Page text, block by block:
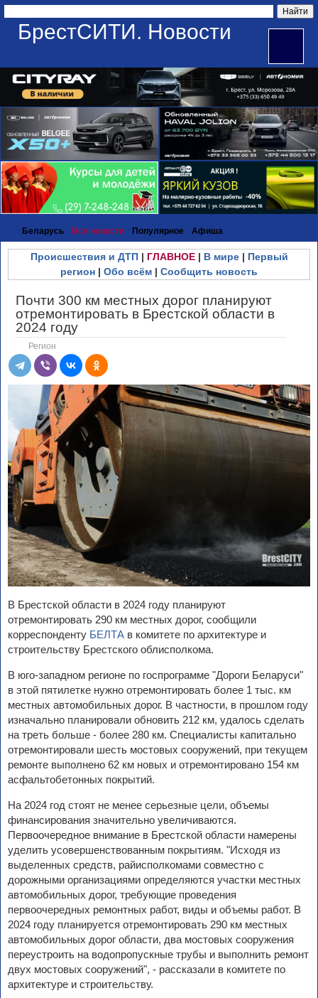
БрестСИТИ. Новости
Беларусь Все новости Популярное Афиша
Происшествия и ДТП| ГЛАВНОЕ| В мире| Первый
регион | Обо всём | Сообщить новость
Почти 300 км местных дорог планируют
отремонтировать в Брестской области в
2024 году
Регион
В Брестской области в 2024 году планируют
отремонтировать 290 км местных дорог, сообщили
корреспонденту БЕЛТА в комитете по архитектуре и
строительству Брестского облисполкома.
В юго-западном регионе по госпрограмме "Дороги Беларуси"
в этой пятилетке нужно отремонтировать более 1 тыс. км
местных автомобильных дорог. В частности, в прошлом году
изначально планировали обновить 212 км, удалось сделать
на треть больше - более 280 км. Специалисты капитально
отремонтировали шесть мостовых сооружений, при текущем
ремонте выполнено 62 км новых и отремонтировано 154 км
асфальтобетонных покрытий.
На 2024 год стоят не менее серьезные цели, объемы
финансирования значительно увеличиваются.
Первоочередное внимание в Брестской области намерены
уделить усовершенствованным покрытиям. "Исходя из
выделенных средств, райисполкомами совместно с
дорожными организациями определяются участки местных
автомобильных дорог, требующие проведения
первоочередных ремонтных работ, виды и объемы работ. В
2024 году планируется отремонтировать 290 км местных
автомобильных дорог области, два мостовых сооружения
переустроить на водопропускные трубы и выполнить ремонт
двух мостовых сооружений", - рассказали в комитете по
архитектуре и строительству.